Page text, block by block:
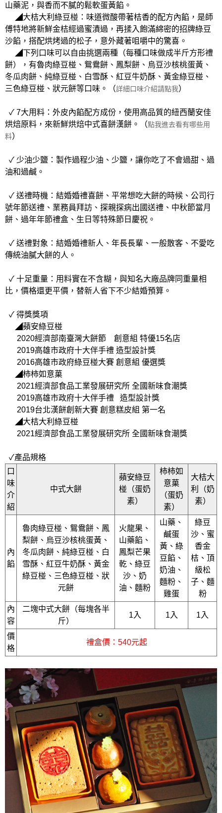
山藥泥，與香而不膩的鬆軟蛋黃餡。
◢大桔大利綠豆椪：味道微酸帶著桔香的配方內餡，是師
傅特地將新鮮金桔經過蜜漬過，再揉入飽滿綿密的招牌綠豆
沙餡，搭配烘烤過的松子，意外藏著咀嚼中的驚喜。
◢下列口味可以自由挑選兩種（每種口味做成半斤方形禮
餅），有魯肉綠豆椪、鴛鴦餅、鳳梨餅、烏豆沙核桃蛋黃、
冬瓜肉餅、純綠豆椪、白雪酥、紅豆牛奶酥、黃金綠豆椪、
三色綠豆椪、狀元餅等口味。（詳細口味介紹請點我）
✓ 7大用料：外皮內餡配方成份，使用高品質的紐西蘭安佳
烘焙原料，來新鮮烘焙中式喜餅漢餅。（點我進去看有哪些用
料）
✓ 少油少鹽：製作過程少油、少鹽，讓你吃了不會過甜、過
油和過鹹。
✓ 送禮時機：結婚婚禮喜餅、平常想吃大餅的時候、公司行
號年節送禮、業務員拜訪、探親探病出國送禮、中秋節當月
餅、過年年節禮盒、生日等特殊節日慶祝。
✓ 送禮對象：結婚婚禮新人、年長長輩、一般散客、不愛吃
傳統油膩大餅的人。
✓ 十足重量：用料實在不含糊，與知名大廠品牌同重量相
比，價格還更平價，替新人省下不少結婚預算。
✓ 得獎獎項
◢蘋安綠豆椪
2020經濟部南臺灣大餅節 創意組 特優15名店
2019高雄市政府十大伴手禮 造型設計獎
2016高雄市政府綠豆椪大賽 創意組 優選獎
◢柿柿如意菓
2021經濟部食品工業發展研究所 全國新味食潮獎
2019高雄市政府十大伴手禮 造型設計獎
2019台北漢餅創新大賽 創意糕皮組 第一名
◢大桔大利綠豆椪
2021經濟部食品工業發展研究所 全國新味食潮獎
✓產品規格
口
味
介
紹
中式大餅
蘋安綠豆
椪（蛋奶
素）
柿柿如
意菓
（蛋奶
素）
大桔大
利（奶
素）
內
餡
魯肉綠豆椪、鴛鴦餅、鳳
梨餅、烏豆沙核桃蛋黃、
冬瓜肉餅、純綠豆椪、白
雪酥、紅豆牛奶酥、黃金
綠豆椪、三色綠豆椪、狀
元餅
火龍果、
山藥餡、
鳳梨芒果
乾、綠豆
沙、奶
油、麵粉
山藥、
鹹蛋
黃、綠
豆餡、
奶油、
麵粉、
雞蛋
綠豆
沙、蜜
香金
桔、頂
級松
子、麵
粉
內
容
二塊中式大餅（每塊各半
斤）
1入 1入 1入
價
格
禮盒價：540元起